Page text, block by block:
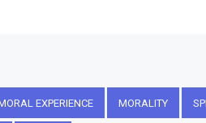
EXPERIENCE MORALITY